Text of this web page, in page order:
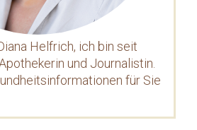
Helfrich, ich bin seit
und Journalistin.
für Sie